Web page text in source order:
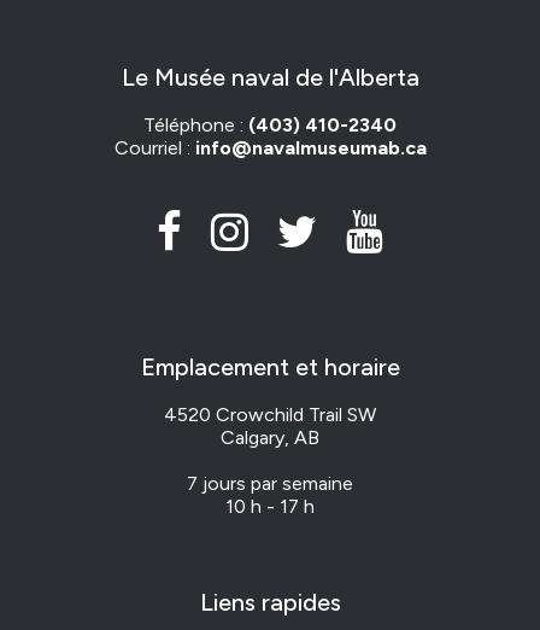
Le Musée naval de l'Alberta
Téléphone : (403) 410-2340
Courriel : info@navalmuseumab.ca
Emplacement et horaire
4520 Crowchild Trail SW
Calgary, AB
7 jours par semaine
10 h - 17 h
Liens rapides